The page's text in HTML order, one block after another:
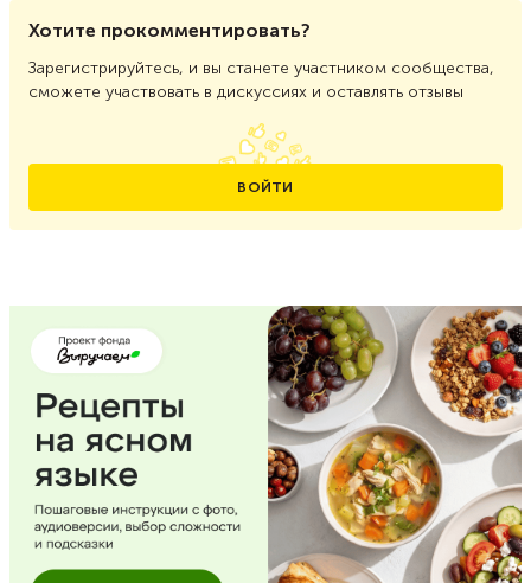
Хотите прокомментировать?
Зарегистрируйтесь, и вы станете участником сообщества,
сможете участвовать в дискуссиях и оставлять отзывы
ВОЙТИ